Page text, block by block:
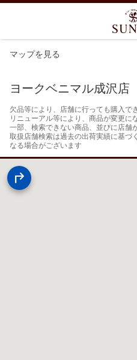
マップを見る
ヨークベニマル成沢店
欠品等により、店舗に行っても購入で
リニューアル等により、商品が変更に
一部、検索できない商品、並びに店舗
取扱店舗検索は過去の出荷実績に基づ
なる場合がございます